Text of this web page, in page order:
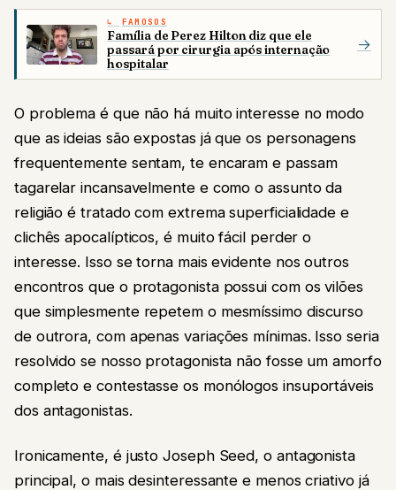
FAMOSOS
Família de Perez Hilton diz que ele
passará por cirurgia após internação
hospitalar
→
O problema é que não há muito interesse no modo
que as ideias são expostas já que os personagens
frequentemente sentam, te encaram e passam
tagarelar incansavelmente e como o assunto da
religião é tratado com extrema superficialidade e
clichês apocalípticos, é muito fácil perder o
interesse. Isso se torna mais evidente nos outros
encontros que o protagonista possui com os vilões
que simplesmente repetem o mesmíssimo discurso
de outrora, com apenas variações mínimas. Isso seria
resolvido se nosso protagonista não fosse um amorfo
completo e contestasse os monólogos insuportáveis
dos antagonistas.
Ironicamente, é justo Joseph Seed, o antagonista
principal, o mais desinteressante e menos criativo já